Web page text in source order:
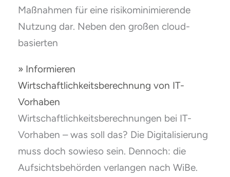
Maßnahmen für eine risikominimierende
Nutzung dar. Neben den großen cloud-
basierten
» Informieren
Wirtschaftlichkeitsberechnung von IT-
Vorhaben
Wirtschaftlichkeitsberechnungen bei IT-
Vorhaben – was soll das? Die Digitalisierung
muss doch sowieso sein. Dennoch: die
Aufsichtsbehörden verlangen nach WiBe.